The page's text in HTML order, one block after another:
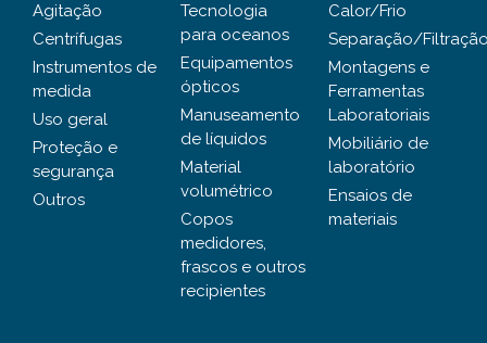
Agitação
Centrífugas
Instrumentos de
medida
Uso geral
Proteção e
segurança
Outros
Tecnologia
para oceanos
Equipamentos
ópticos
Manuseamento
de líquidos
Material
volumétrico
Copos
medidores,
frascos e outros
recipientes
Calor/Frio
Separação/
Montagens e
Ferramentas
Laboratoriais
Mobiliário de
laboratório
Ensaios de
materiais